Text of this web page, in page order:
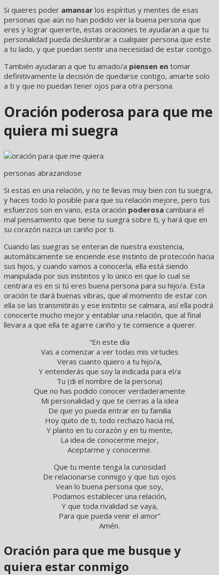
Si quieres poder amansar los espíritus y mentes de esas
personas que aún no han podido ver la buena persona que
eres y lograr quererte, estas oraciones te ayudaran a que tu
personalidad pueda deslumbrar a cualquier persona que este
a tu lado, y que puedan sentir una necesidad de estar contigo.
También ayudaran a que tu amado/a piensen en tomar
definitivamente la decisión de quedarse contigo, amarte solo
a ti y que no puedan tener ojos para otra persona.
Oración poderosa para que me
quiera mi suegra
personas abrazandose
Si estas en una relación, y no te llevas muy bien con tu suegra,
y haces todo lo posible para que su relación mejore, pero tus
esfuerzos son en vano, esta oración poderosa cambiara el
mal pensamiento que tiene tu suegra sobre ti, y hará que en
su corazón nazca un cariño por ti.
Cuando las suegras se enteran de nuestra existencia,
automáticamente se enciende ese instinto de protección hacia
sus hijos, y cuando vamos a conocerla, ella está siendo
manipulada por sus instintos y lo único en que lo cual se
centrara es en si tú eres buena persona para su hijo/a. Esta
oración te dará buenas vibras, que al momento de estar con
ella se las transmitirás y ese instinto se calmara, así ella podrá
conocerte mucho mejor y entablar una relación, que al final
llevara a que ella te agarre cariño y te comience a querer.
“En este día
Vas a comenzar a ver todas mis virtudes
Veras cuanto quiero a tu hijo/a,
Y entenderás que soy la indicada para el/a
Tu (di el nombre de la persona)
Que no has podido conocer verdaderamente
Mi personalidad y que te cierras a la idea
De que yo pueda entrar en tu familia
Hoy quito de ti, todo rechazo hacia mí,
Y planto en tu corazón y en tu mente,
La idea de conocerme mejor,
Aceptarme y conocerme.
Que tu mente tenga la curiosidad
De relacionarse conmigo y que tus ojos
Vean lo buena persona que soy,
Podamos establecer una relación,
Y que toda rivalidad se vaya,
Para que pueda venir el amor”
Amén.
Oración para que me busque y
quiera estar conmigo